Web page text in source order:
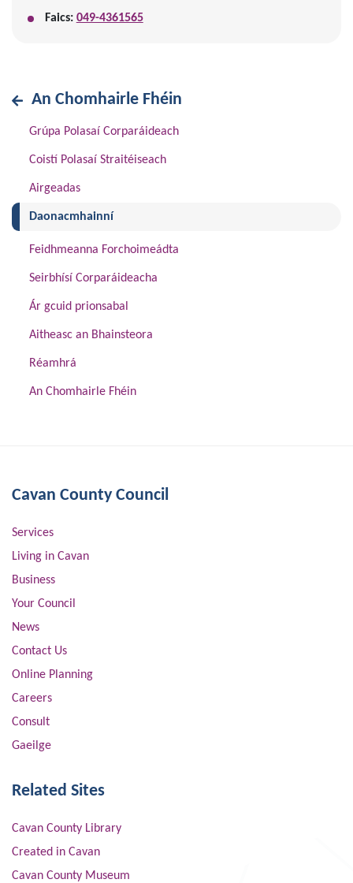
Faics: 049-4361565
An Chomhairle Fhéin
Grúpa Polasaí Corparáideach
Coistí Polasaí Straitéiseach
Airgeadas
Daonacmhainní(current)
Feidhmeanna Forchoimeádta
Seirbhísí Corparáideacha
Ár gcuid prionsabal
Aitheasc an Bhainsteora
Réamhrá
An Chomhairle Fhéin
Cavan County Council
Services
Living in Cavan
Business
Your Council
News
Contact Us
Online Planning
Careers
Consult
Gaeilge
Related Sites
Cavan County Library
Created in Cavan
Cavan County Museum